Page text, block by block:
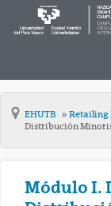
EHUTB Retailing
Distribución
Módulo I.